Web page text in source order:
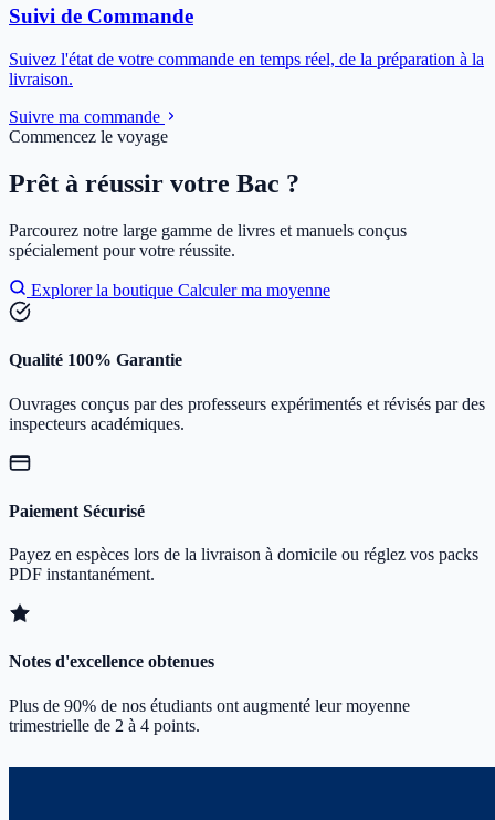
Suivi de Commande
Suivez l'état de votre commande en temps réel, de la préparation à la
livraison.
Suivre ma commande
Commencez le voyage
Prêt à réussir votre Bac ?
Parcourez notre large gamme de livres et manuels conçus
spécialement pour votre réussite.
Explorer la boutique Calculer ma moyenne
Qualité 100% Garantie
Ouvrages conçus par des professeurs expérimentés et révisés par des
inspecteurs académiques.
Paiement Sécurisé
Payez en espèces lors de la livraison à domicile ou réglez vos packs
PDF instantanément.
Notes d'excellence obtenues
Plus de 90% de nos étudiants ont augmenté leur moyenne
trimestrielle de 2 à 4 points.